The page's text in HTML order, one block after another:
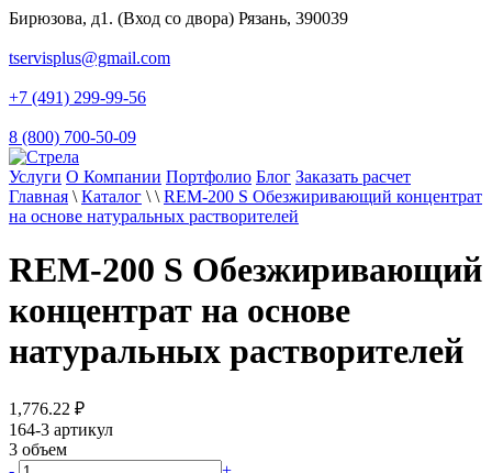
Бирюзова, д1. (Вход со двора) Рязань, 390039
tservisplus@gmail.com
+7 (491) 299-99-56
8 (800) 700-50-09
Услуги О Компании Портфолио Блог Заказать расчет
Главная \ Каталог \ \ REM-200 S Обезжиривающий концентрат
на основе натуральных растворителей
REM-200 S Обезжиривающий
концентрат на основе
натуральных растворителей
1,776.22 ₽
164-3 артикул
3 объем